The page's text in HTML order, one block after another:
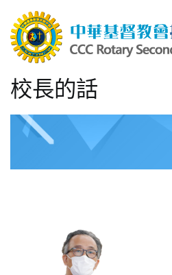
content
中華基督教會扶輪中學
校長的話